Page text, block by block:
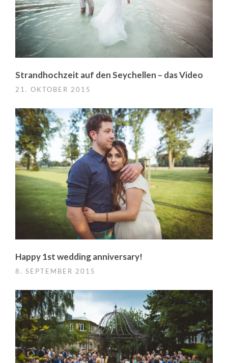
Strandhochzeit auf den Seychellen – das Video
21. OKTOBER 2015
Happy 1st wedding anniversary!
8. SEPTEMBER 2015